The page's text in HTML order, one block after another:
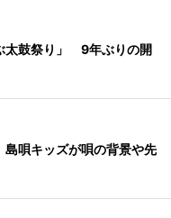
太鼓祭り」 9年ぶりの開
唄キッズが唄の背景や先